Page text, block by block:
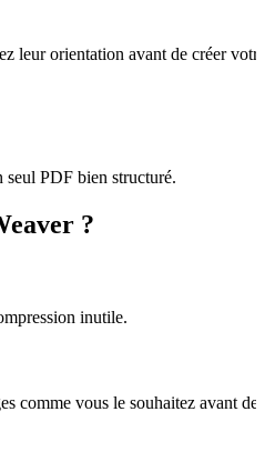
leur orientation avant de créer
PDF bien structuré.
?
inutile.
comme vous le souhaitez avant de